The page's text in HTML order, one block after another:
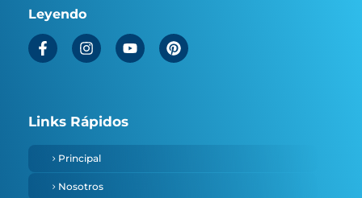
Leyendo
Links Rápidos
Principal
Nosotros